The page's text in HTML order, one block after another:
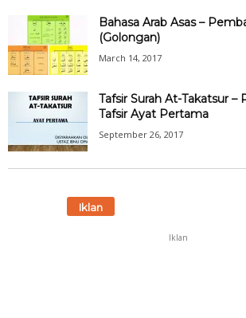
Bahasa Arab Asas –
(Golongan)
March 14, 2017
Tafsir Surah At-Takatsur –
Tafsir Ayat Pertama
September 26, 2017
Iklan
Iklan